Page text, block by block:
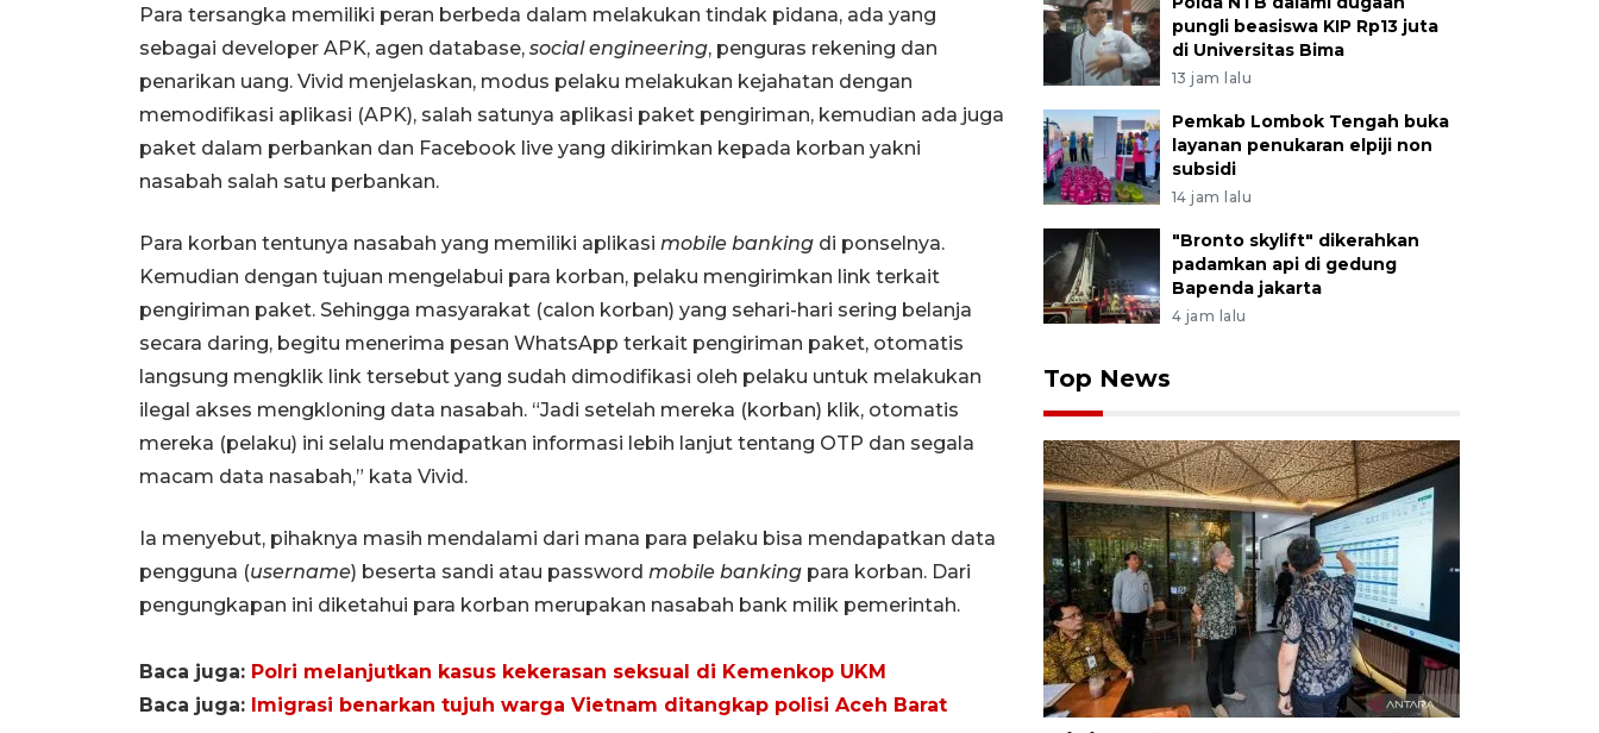
Para tersangka memiliki peran berbeda dalam melakukan tindak pidana, ada yang
sebagai developer APK, agen database, social engineering, penguras rekening dan
penarikan uang. Vivid menjelaskan, modus pelaku melakukan kejahatan dengan
memodifikasi aplikasi (APK), salah satunya aplikasi paket pengiriman, kemudian ada juga
paket dalam perbankan dan Facebook live yang dikirimkan kepada korban yakni
nasabah salah satu perbankan.
Para korban tentunya nasabah yang memiliki aplikasi mobile banking di ponselnya.
Kemudian dengan tujuan mengelabui para korban, pelaku mengirimkan link terkait
pengiriman paket. Sehingga masyarakat (calon korban) yang sehari-hari sering belanja
secara daring, begitu menerima pesan WhatsApp terkait pengiriman paket, otomatis
langsung mengklik link tersebut yang sudah dimodifikasi oleh pelaku untuk melakukan
ilegal akses mengkloning data nasabah. “Jadi setelah mereka (korban) klik, otomatis
mereka (pelaku) ini selalu mendapatkan informasi lebih lanjut tentang OTP dan segala
macam data nasabah,” kata Vivid.
Ia menyebut, pihaknya masih mendalami dari mana para pelaku bisa mendapatkan data
pengguna (username) beserta sandi atau password mobile banking para korban. Dari
pengungkapan ini diketahui para korban merupakan nasabah bank milik pemerintah.
Baca juga: Polri melanjutkan kasus kekerasan seksual di Kemenkop UKM
Baca juga: Imigrasi benarkan tujuh warga Vietnam ditangkap polisi Aceh Barat
pungli beasiswa KIP Rp13 juta
di Universitas Bima
13 jam lalu
Pemkab Lombok Tengah buka
layanan penukaran elpiji non
subsidi
14 jam lalu
"Bronto skylift" dikerahkan
padamkan api di gedung
Bapenda jakarta
4 jam lalu
Top News